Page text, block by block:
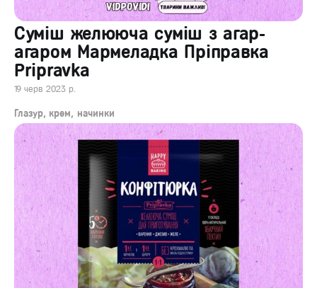
Суміш желююча суміш з агар-
агаром Мармеладка Пріправка
Pripravka
19 черв 2023 р.
Глазур, крем, начинки